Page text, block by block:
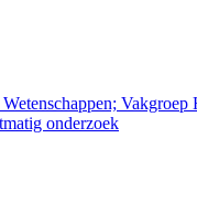
onderzoek